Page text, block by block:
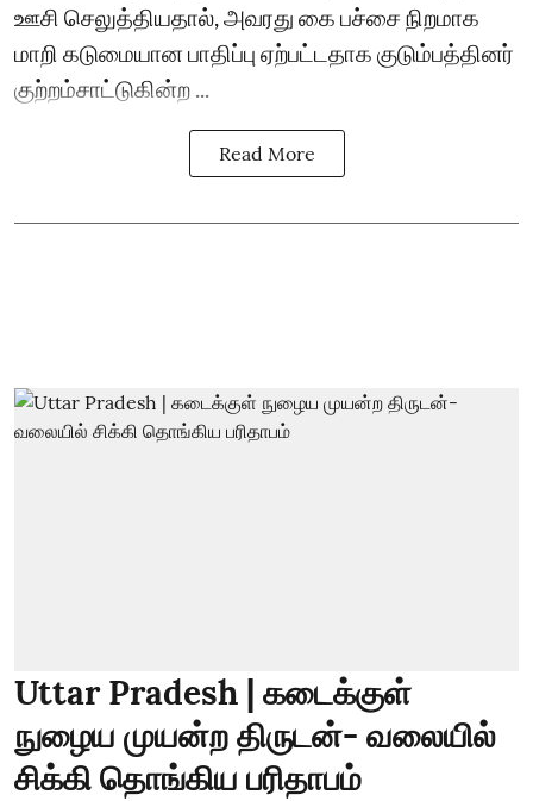
ஊசி செலுத்தியதால், அவரது கை பச்சை நிறமாக
மாறி கடுமையான பாதிப்பு ஏற்பட்டதாக குடும்பத்தினர்
குற்றம்சாட்டுகின்ற ...
Read More
Uttar Pradesh | கடைக்குள்
நுழைய முயன்ற திருடன்- வலையில்
சிக்கி தொங்கிய பரிதாபம்